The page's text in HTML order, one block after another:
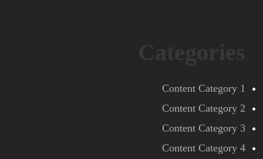
Content Category 1
Content Category 2
Content Category 3
Content Category 4